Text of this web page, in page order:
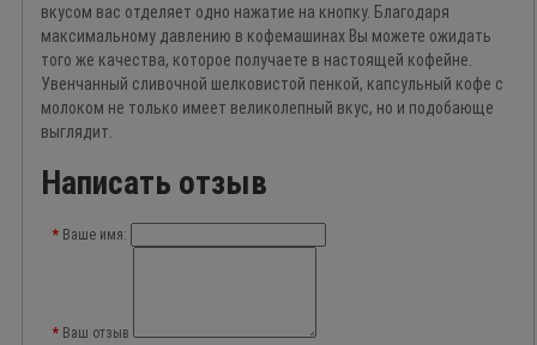
вкусом вас отделяет одно нажатие на кнопку. Благодаря
максимальному давлению в кофемашинах Вы можете ожидать
того же качества, которое получаете в настоящей кофейне.
Увенчанный сливочной шелковистой пенкой, капсульный кофе с
молоком не только имеет великолепный вкус, но и подобающе
выглядит.
Написать отзыв
Ваше имя:
Ваш отзыв